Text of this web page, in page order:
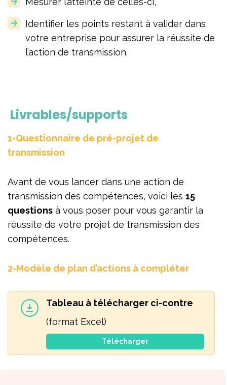
Identifier les points restant à valider dans
votre entreprise pour assurer la réussite de
l’action de transmission.
Livrables/supports
1-Questionnaire de pré-projet de
transmission
Avant de vous lancer dans une action de
transmission des compétences, voici les 15
questions à vous poser pour vous garantir la
réussite de votre projet de transmission des
compétences.
2-Modèle de plan d’actions à compléter
Tableau à télécharger ci-contre
(format Excel)
Télécharger